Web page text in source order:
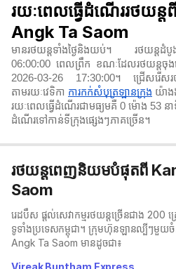
រយៈពេលធ្វើដំណើររថយន្
Angk Ta Saom
មានរថយន្តទាំងថ្ងៃនិងយប់។ រថយន្ត
06:00:00 ពេលព្រឹក ខណៈដែលរថយន្ត
2026-03-26 17:30:00។ ជ្រើសរើសរ
តាមរយៈវេទិកា ការកក់សំបុត្រឡានក្រុង យ៉ា
រយៈពេលធ្វើដំណើរជាមធ្យមគឺ 0 ម៉ោង 53 ន
ដំណើរទៅកាន់ទីក្រុងផ្សេងៗភាគច្រើន។
រថយន្តពេញនិយមបំផុតពី
Saom
រេដបឹស ផ្តល់សេវាកម្មរថយន្តច្រើនជាង 200
ទូទាំងប្រទេសកម្ពុជា។ ក្រុមហ៊ុនឡានល្បីៗមួយ
Angk Ta Saom មានដូចជា៖
Vireak Buntham Express